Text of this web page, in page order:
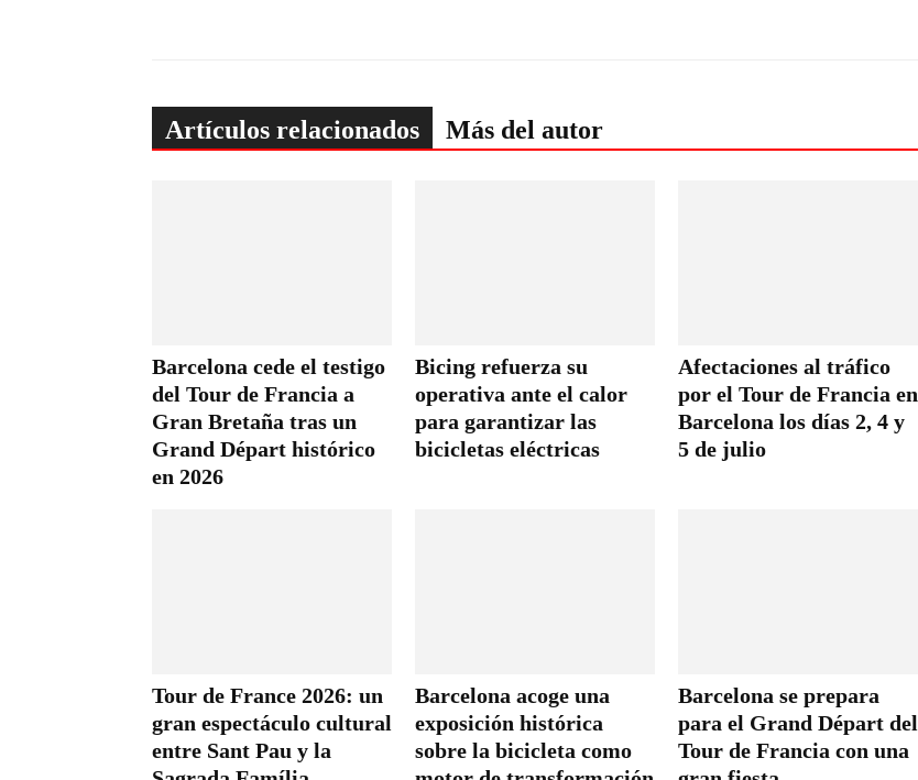
Artículos relacionados Más del autor
Barcelona cede el testigo
del Tour de Francia a
Gran Bretaña tras un
Grand Départ histórico
en 2026
Bicing refuerza su
operativa ante el calor
para garantizar las
bicicletas eléctricas
Afectaciones al tráfico
por el Tour de Francia en
Barcelona los días 2, 4 y
5 de julio
Tour de France 2026: un
gran espectáculo cultural
entre Sant Pau y la
Barcelona acoge una
exposición histórica
sobre la bicicleta como
Barcelona se prepara
para el Grand Départ del
Tour de Francia con una